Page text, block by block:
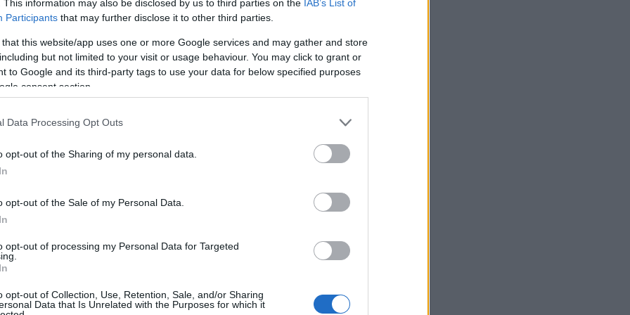
This information may also be disclosed by us to third parties on the IAB’s List of
Participants that may further disclose it to other third parties.
that this website/app uses one or more Google services and may gather and store
but not limited to your visit or usage behaviour. You may click to grant or
to Google and its third-party tags to use your data for below specified purposes
consent section.
Data Processing Opt Outs
opt-out of the Sharing of my personal data.
opt-out of the Sale of my Personal Data.
opt-out of processing my Personal Data for Targeted
opt-out of Collection, Use, Retention, Sale, and/or Sharing
Data that Is Unrelated with the Purposes for which it
μας στοGoogle News